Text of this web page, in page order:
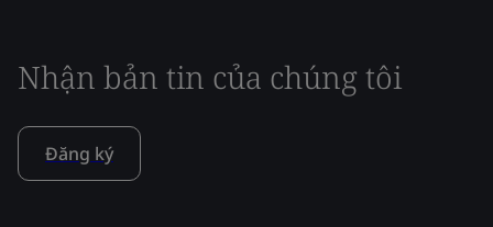
Nhận bản tin của chúng tôi
Đăng ký